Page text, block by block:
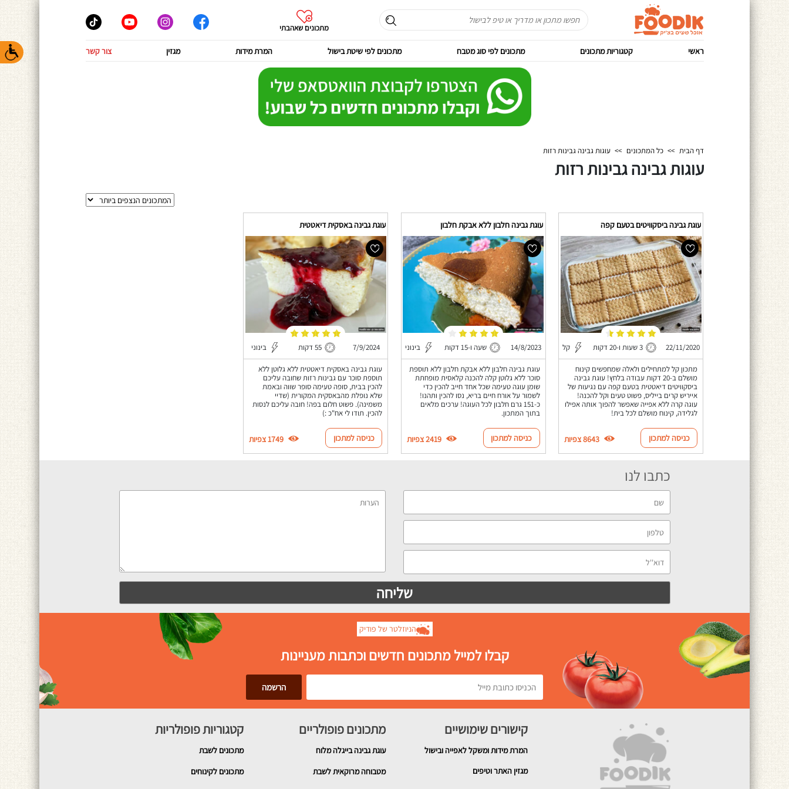
מתכונים שאהבתי
ראשי קטגוריות מתכונים מתכונים לפי סוג מטבח מתכונים לפי שיטת בישול המרת מידות מגזין צור קשר
דף הבית >> כל המתכונים >> עוגות גבינה גבינות רזות
עוגות גבינה גבינות רזות
עוגת גבינה ביסקוויטים בטעם קפה
22/11/2020 3 שעות ו-20 דקות קל
מתכון קל למתחילים ולאלה שמחפשים קינוח
מושלם ב-20 דקות עבודה בלחץ! עוגת גבינה
ביסקוויטים דיאטטית בטעם קפה עם נגיעות של
אייריש קרים בייליס, פשוט טעים וקל להכנה!
עוגה קרה ללא אפייה שאפשר להפוך אותה אפילו
לגלידה, קינוח מושלם לכל בית!
כניסה למתכון 8643 צפיות
עוגת גבינה חלבון ללא אבקת חלבון
14/8/2023 שעה ו-15 דקות בינוני
עוגת גבינה חלבון ללא אבקת חלבון ללא תוספת
סוכר ללא גלוטן קלה להכנה קלאסית מופחתת
שומן עוגה טעימה שכל אחד חייב להכין כדי
לשמור על אורח חיים בריא, נסו להכין ותהנו!
כ-151 גרם חלבון לכל העוגה! ערכים מלאים
בתוך המתכון.
כניסה למתכון 2419 צפיות
עוגת גבינה באסקית דיאטטית
7/9/2024 55 דקות בינוני
עוגת גבינה באסקית דיאטטית ללא גלוטן ללא
תוספת סוכר עם גבינות רזות שחובה עליכם
להכין בבית, סופה טעימה סופר שווה ובאמת
שלא נופלת מהבאסקית המקורית (שדיי
משמינה). פשוט חלום בפה! חובה עליכם לנסות
להכין. תודו לי אח"כ :)
כניסה למתכון 1749 צפיות
כתבו לנו
הניוזלטר של פודיק
קבלו למייל מתכונים חדשים וכתבות מעניינות
קישורים שימושיים
המרת מידות ומשקל לאפייה ובישול
מגזין האתר וטיפים
מתכונים פופולריים
עוגת גבינה בייגלה מלוח
מטבוחה מרוקאית לשבת
קטגוריות פופולריות
מתכונים לשבת
מתכונים לקינוחים